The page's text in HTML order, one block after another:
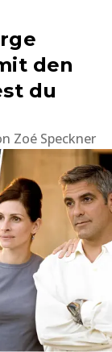
den
du
Zoé Speckner